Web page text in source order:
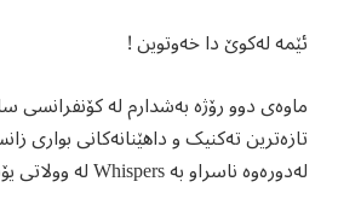
ئێمە لەکوێ دا خەوتوین !
ماوەی دوو رۆژە بەشدارم لە کۆنفرانسی
تازەترین تەکنیک و داهێنانەکانی بواری
لەدورەوە ناسراو بە Whispers لە وولاتی یۆنان – ئەسینا.